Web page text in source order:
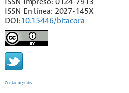
ISSN Impreso: 0124-7913
ISSN En línea: 2027-145X
DOI:10.15446/bitacora
Contador gratis